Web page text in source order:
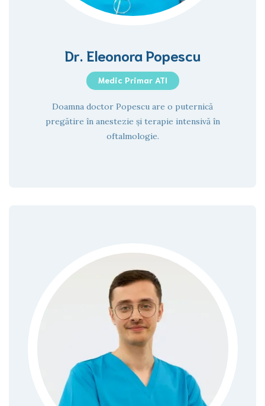
Dr. Eleonora Popescu
Medic Primar ATI
Doamna doctor Popescu are o puternică
pregătire în anestezie și terapie intensivă în
oftalmologie.